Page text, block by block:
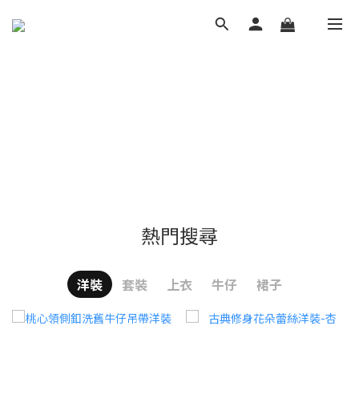
熱門搜尋
洋裝 套裝 上衣 牛仔 裙子